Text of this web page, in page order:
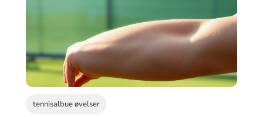
tennisalbue øvelser